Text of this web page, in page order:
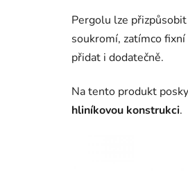
Pergolu lze
soukromí, zatímco
přidat i dodatečně.
Na tento produkt
hliníkovou konstrukci.